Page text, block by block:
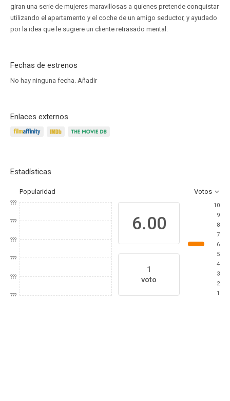
giran una serie de mujeres maravillosas a quienes pretende conquistar
utilizando el apartamento y el coche de un amigo seductor, y ayudado
por la idea que le sugiere un cliente retrasado mental.
Fechas de estrenos
No hay ninguna fecha. Añadir
Enlaces externos
Estadísticas
Popularidad Votos
???
???
???
???
???
???
6.00
1
voto
10
9
8
7
6
5
4
3
2
1